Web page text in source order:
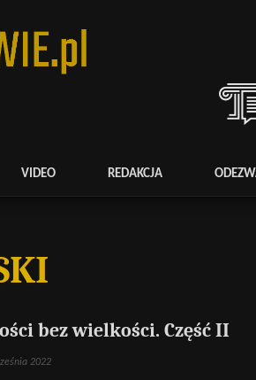
VIDEO REDAKCJA
bez wielkości. Część II
2022